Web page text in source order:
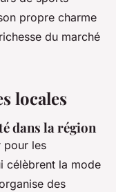
propre charme
du marché
locales
dans la région
pour les
célèbrent la mode
des